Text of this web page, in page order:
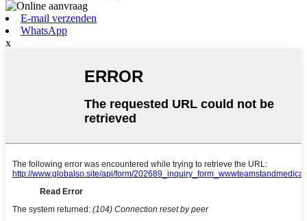
E-mail verzenden
WhatsApp
x